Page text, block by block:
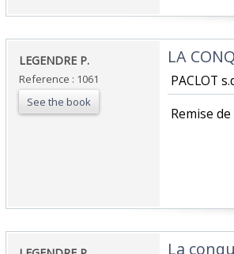
‎LEGENDRE P. ‎
Reference : 1061
See the book
‎LA
PACLOT
Remise
‎La